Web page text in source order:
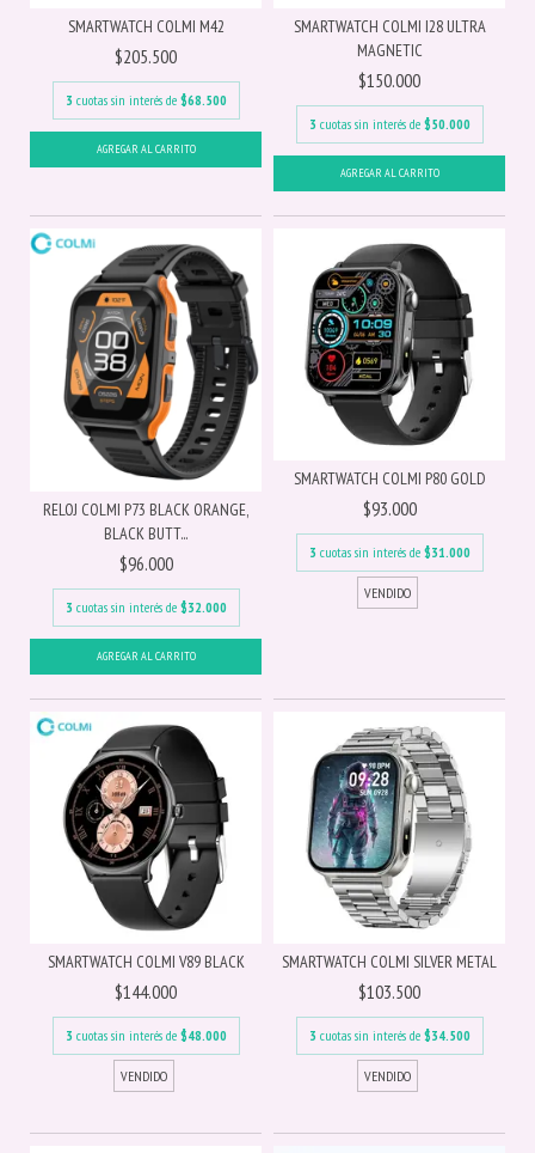
SMARTWATCH COLMI M42
$205.500
3 cuotas sin interés de $68.500
SMARTWATCH COLMI I28 ULTRA
MAGNETIC
$150.000
3 cuotas sin interés de $50.000
RELOJ COLMI P73 BLACK ORANGE,
BLACK BUTT...
$96.000
3 cuotas sin interés de $32.000
SMARTWATCH COLMI P80 GOLD
$93.000
3 cuotas sin interés de $31.000
SMARTWATCH COLMI V89 BLACK
$144.000
3 cuotas sin interés de $48.000
SMARTWATCH COLMI SILVER METAL
$103.500
3 cuotas sin interés de $34.500